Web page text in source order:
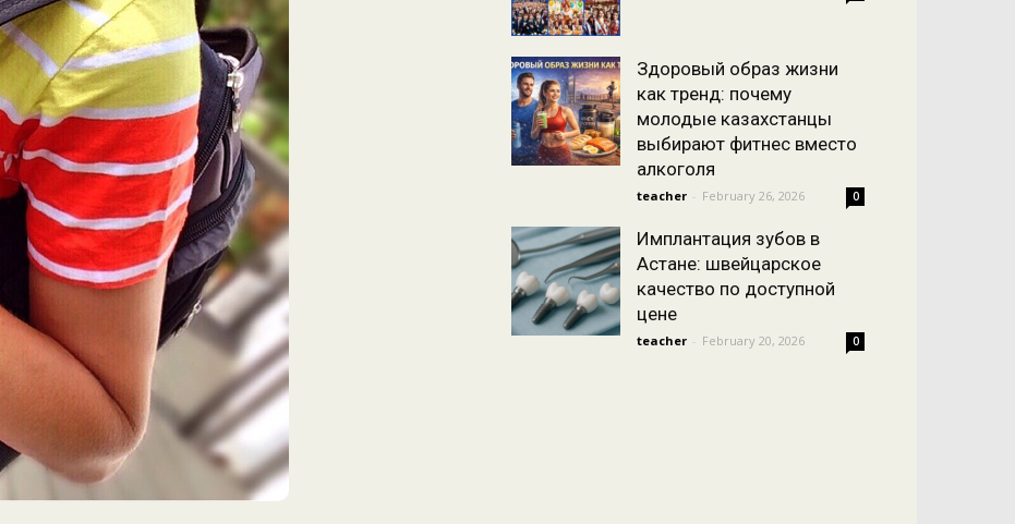
Здоровый образ жизни
как тренд: почему
молодые казахстанцы
выбирают фитнес вместо
алкоголя
teacher - February 26, 2026 0
Имплантация зубов в
Астане: швейцарское
качество по доступной
цене
teacher - February 20, 2026 0